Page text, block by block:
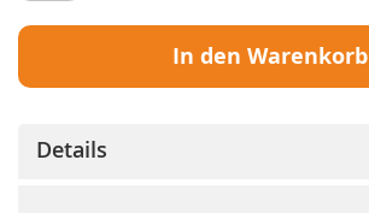
In den Warenkorb
Details